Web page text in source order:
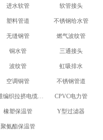
进水软管 软管接头
塑料管道 不锈钢给水管
无缝钢管 燃气波纹管
铜水管 三通接头
波纹管 虹吸排水
空调铜管 不锈钢管道
CPVC电力管
橡塑保温管 Y型过滤器
聚氨酯保温管